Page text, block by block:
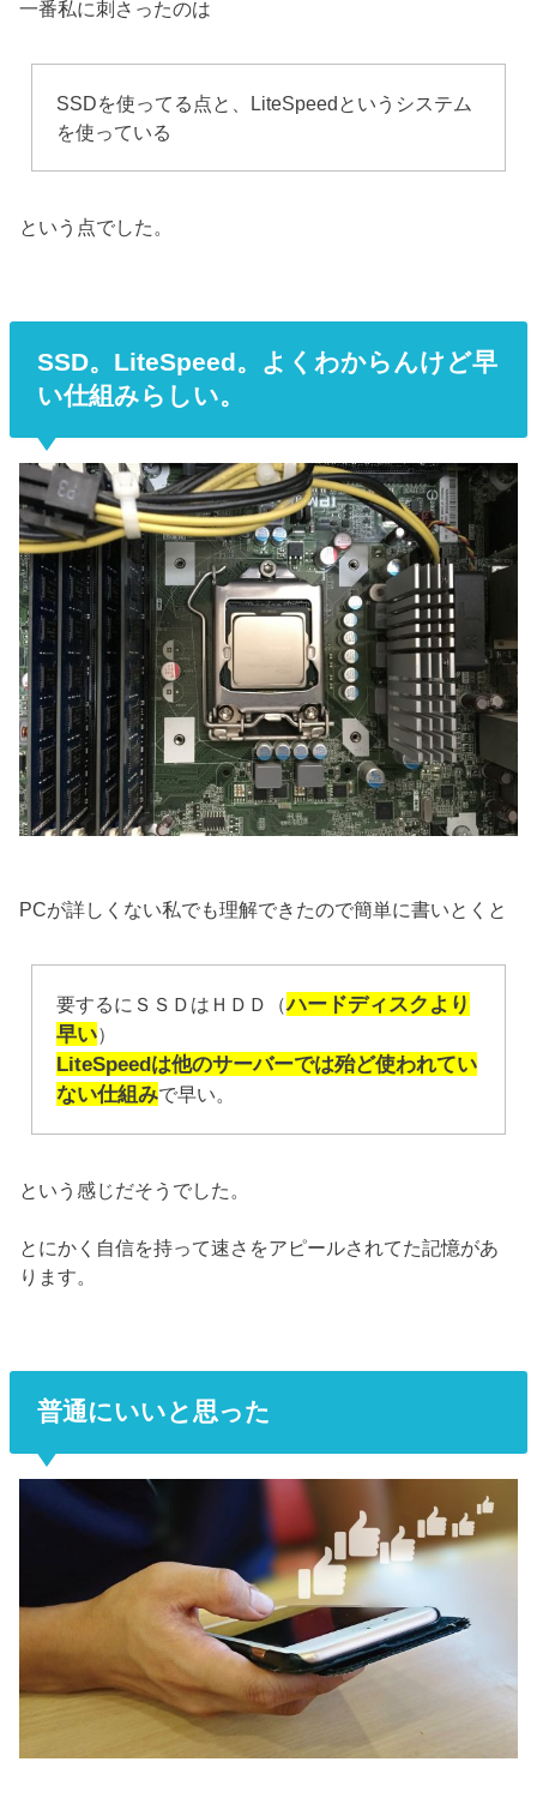
一番私に刺さったのは
SSDを使ってる点と、LiteSpeedというシステム
を使っている
という点でした。
SSD。LiteSpeed。よくわからんけど早
い仕組みらしい。
PCが詳しくない私でも理解できたので簡単に書いとくと
要するにＳＳＤはＨＤＤ（ハードディスクより
早い）
LiteSpeedは他のサーバーでは殆ど使われてい
ない仕組みで早い。
という感じだそうでした。
とにかく自信を持って速さをアピールされてた記憶があ
ります。
普通にいいと思った